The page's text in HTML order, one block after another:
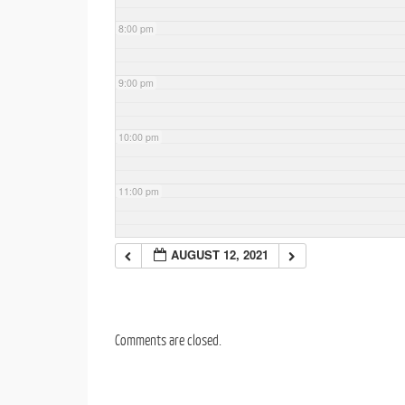
8:00 pm
9:00 pm
10:00 pm
11:00 pm
AUGUST 12, 2021
Comments are closed.